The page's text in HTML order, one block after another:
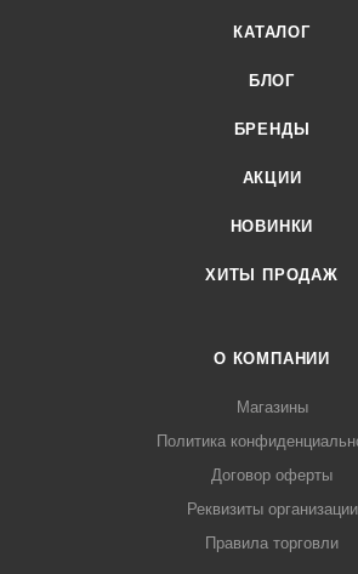
КАТАЛОГ
БЛОГ
БРЕНДЫ
АКЦИИ
НОВИНКИ
ХИТЫ ПРОДАЖ
О КОМПАНИИ
Магазины
Политика
Договор оферты
Реквизиты организации
Правила торговли